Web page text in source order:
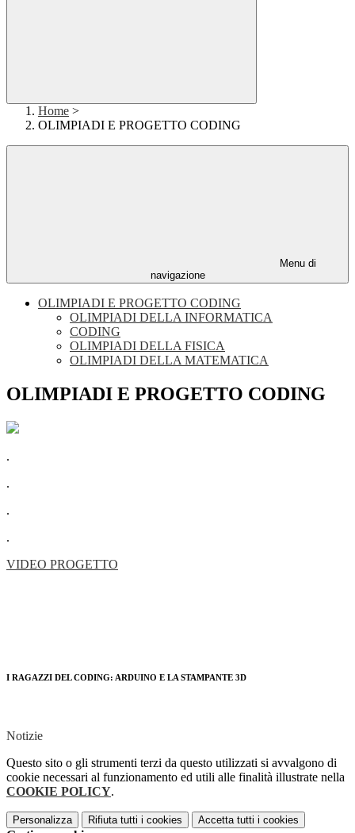
Home >
OLIMPIADI E PROGETTO CODING
Menu di
navigazione
OLIMPIADI E PROGETTO CODING
OLIMPIADI DELLA INFORMATICA
CODING
OLIMPIADI DELLA FISICA
OLIMPIADI DELLA MATEMATICA
OLIMPIADI E PROGETTO CODING
.
.
.
.
VIDEO PROGETTO
I RAGAZZI DEL CODING: ARDUINO E LA STAMPANTE 3D
Notizie
Questo sito o gli strumenti terzi da questo utilizzati si avvalgono di
cookie necessari al funzionamento ed utili alle finalità illustrate nella
COOKIE POLICY.
Personalizza Rifiuta tutti i cookies Accetta tutti i cookies